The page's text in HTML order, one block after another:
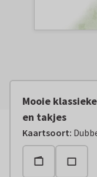
Mooie
en takjes
Kaartsoort:
Vanaf:€ 2,79 excl.